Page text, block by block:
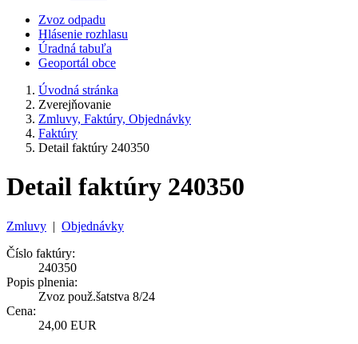
Zvoz odpadu
Hlásenie rozhlasu
Úradná tabuľa
Geoportál obce
Úvodná stránka
Zverejňovanie
Zmluvy, Faktúry, Objednávky
Faktúry
Detail faktúry 240350
Detail faktúry 240350
Zmluvy | Objednávky
Číslo faktúry:
240350
Popis plnenia:
Zvoz použ.šatstva 8/24
Cena:
24,00 EUR